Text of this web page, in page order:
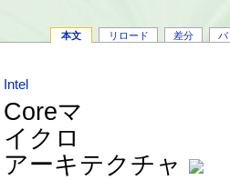
本文 リロード 差分 バ
Intel
Coreマ
イクロ
アーキテクチャ